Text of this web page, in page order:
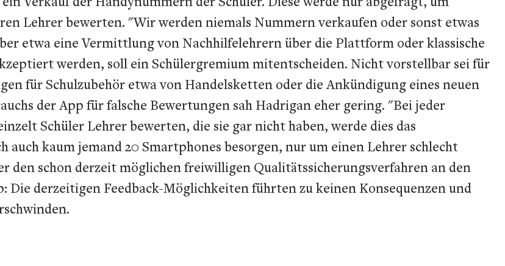
Lehrer bewerten. "Wir werden niemals Nummern verkaufen oder sonst etwas
etwa eine Vermittlung von Nachhilfelehrern über die Plattform oder klassische
werden, soll ein Schülergremium mitentscheiden. Nicht vorstellbar sei für
für Schulzubehör etwa von Handelsketten oder die Ankündigung eines neuen
der App für falsche Bewertungen sah Hadrigan eher gering. "Bei jeder
Schüler Lehrer bewerten, die sie gar nicht haben, werde dies das
auch kaum jemand 20 Smartphones besorgen, nur um einen Lehrer schlecht
den schon derzeit möglichen freiwilligen Qualitätssicherungsverfahren an den
derzeitigen Feedback-Möglichkeiten führten zu keinen Konsequenzen und